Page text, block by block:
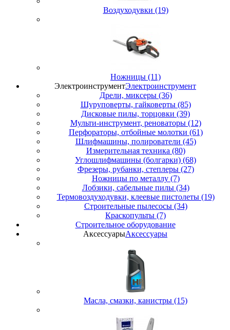
Воздуходувки (19)
Ножницы (11)
ЭлектроинструментЭлектроинструмент
Дрели, миксеры (36)
Шуруповерты, гайковерты (85)
Дисковые пилы, торцовки (39)
Мульти-инструмент, реноваторы (12)
Перфораторы, отбойные молотки (61)
Шлифмашины, полирователи (45)
Измерительная техника (80)
Углошлифмашины (болгарки) (68)
Фрезеры, рубанки, степлеры (27)
Ножницы по металлу (7)
Лобзики, сабельные пилы (34)
Термовоздуходувки, клеевые пистолеты (19)
Строительные пылесосы (34)
Краскопульты (7)
Строительное оборудование
АксессуарыАксессуары
Масла, смазки, канистры (15)